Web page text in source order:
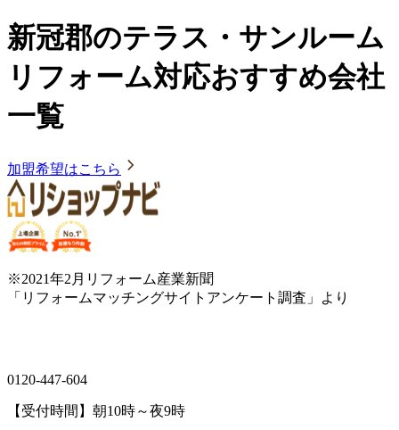
新冠郡のテラス・サンルーム
リフォーム対応おすすめ会社
一覧
加盟希望はこちら
※2021年2月リフォーム産業新聞
「リフォームマッチングサイトアンケート調査」より
0120-447-604
【受付時間】朝10時～夜9時